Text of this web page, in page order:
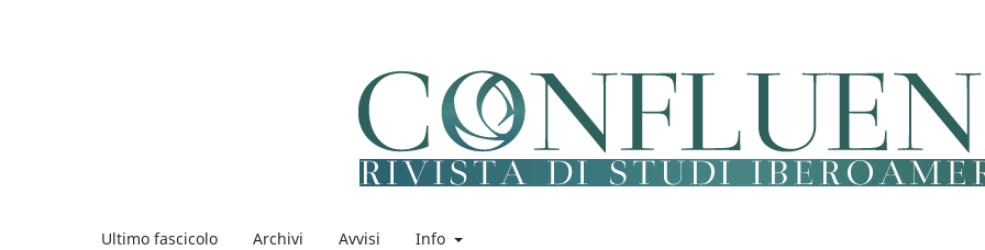
Ultimo fascicolo Archivi Avvisi Info